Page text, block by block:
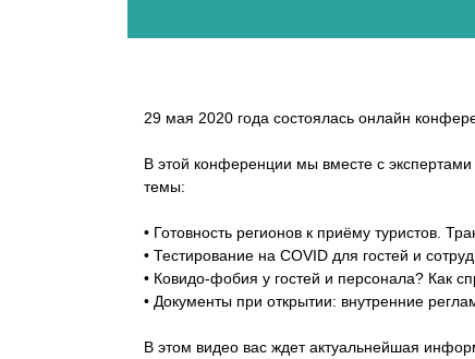
29 мая 2020 года состоялась онлайн
В этой конференции мы вместе с
темы:
• Готовность регионов к приёму туристов.
• Тестирование на COVID для гостей и
• Ковидо-фобия у гостей и персонала? Как
• Документы при открытии: внутренние
В этом видео вас ждет актуальнейшая